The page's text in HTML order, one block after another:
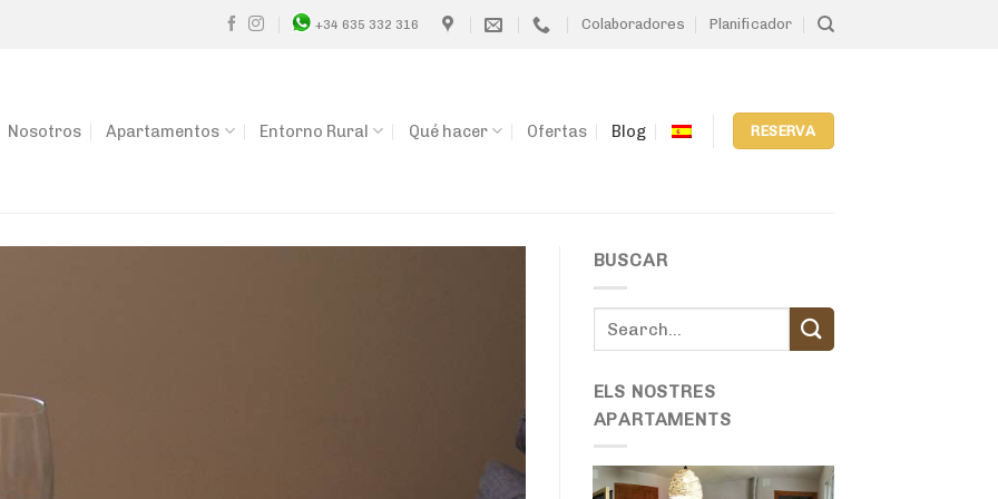
+34 635 332 316 Colaboradores Planificador
Nosotros Apartamentos Entorno Rural Qué hacer Ofertas Blog RESERVA
BUSCAR
ELS NOSTRES
APARTAMENTS